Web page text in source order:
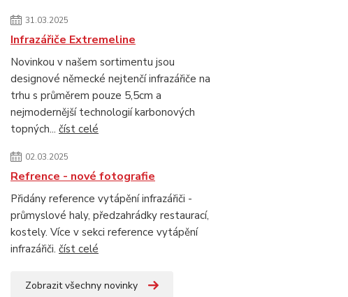
31.03.2025
Infrazářiče Extremeline
Novinkou v našem sortimentu jsou
designové německé nejtenčí infrazářiče na
trhu s průměrem pouze 5,5cm a
nejmodernější technologií karbonových
topných... číst celé
02.03.2025
Refrence - nové fotografie
Přidány reference vytápění infrazářiči -
průmyslové haly, předzahrádky restaurací,
kostely. Více v sekci reference vytápění
infrazářiči. číst celé
Zobrazit všechny novinky